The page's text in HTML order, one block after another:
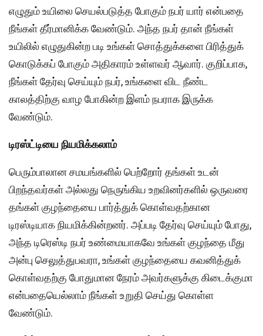
எழுதும் உயிலை செயல்படுத்த போகும் நபர் யார் என்பதை
நீங்கள் தீர்மானிக்க வேண்டும். அந்த நபர் தான் நீங்கள்
உயிலில் எழுதுகின்ற படி உங்கள் சொத்துக்களை பிரித்துக்
கொடுக்கப் போகும் அதிகாரம் உள்ளவர் ஆவார். குறிப்பாக,
நீங்கள் தேர்வு செய்யும் நபர், உங்களை விட நீண்ட
காலத்திற்கு வாழ போகின்ற இளம் நபராக இருக்க
வேண்டும்.
டிரஸ்ட்டியை நியமிக்கலாம்
பெரும்பாலான சமயங்களில் பெற்றோர் தங்கள் உடன்
பிறந்தவர்கள் அல்லது நெருங்கிய உறவினர்களில் ஒருவரை
தங்கள் குழந்தையை பார்த்துக் கொள்வதற்கான
டிரஸ்டியாக நியமிக்கின்றனர். அப்படி தேர்வு செய்யும் போது,
அந்த டிரெஸ்டி நபர் உண்மையாகவே உங்கள் குழந்தை மீது
அன்பு செலுத்துபவரா, உங்கள் குழந்தையை கவனித்துக்
கொள்வதற்கு போதுமான நேரம் அவர்களுக்கு கிடைக்குமா
என்பதையெல்லாம் நீங்கள் உறுதி செய்து கொள்ள
வேண்டும்.